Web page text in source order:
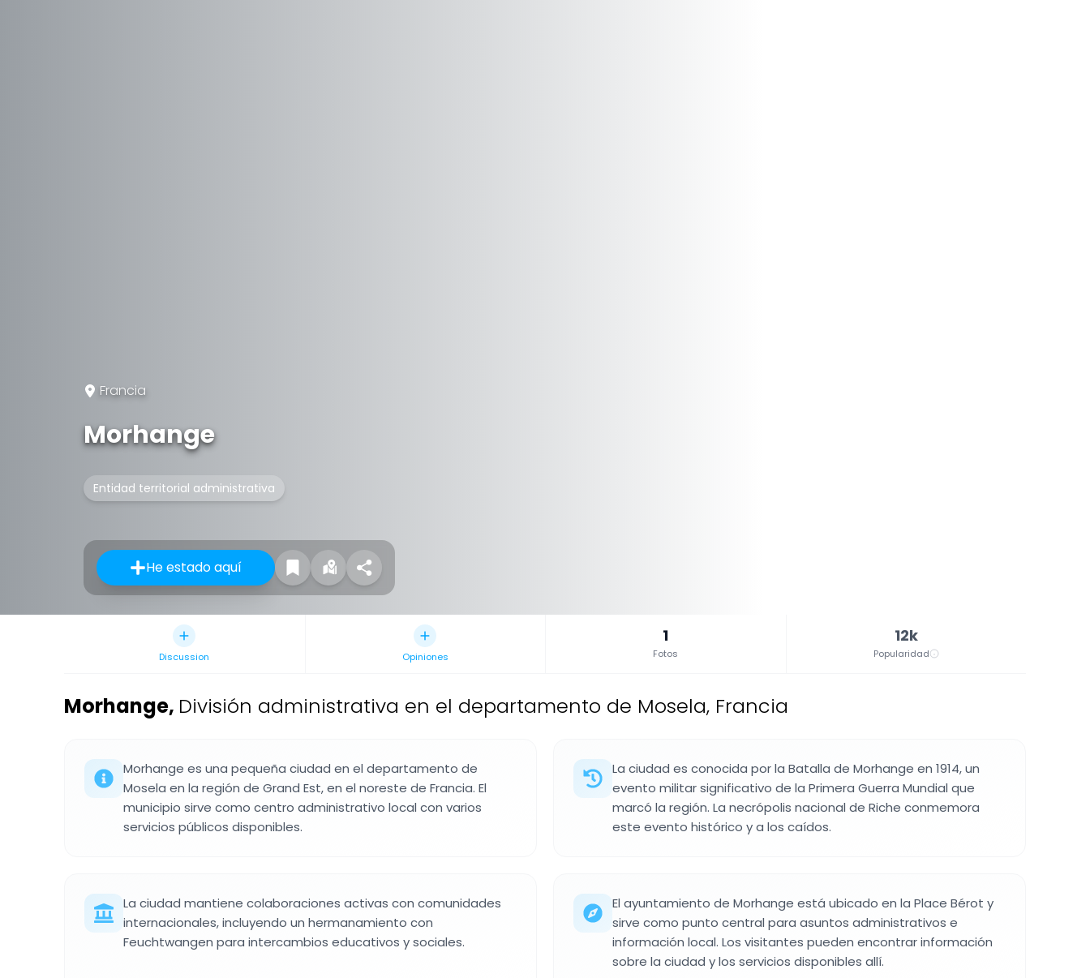
Francia
Morhange
Entidad territorial administrativa
He estado aquí
Discussion Opiniones
1
Fotos
12k
Popularidad
Morhange, División administrativa en el departamento de Mosela, Francia
Morhange es una pequeña ciudad en el departamento de
Mosela en la región de Grand Est, en el noreste de Francia. El
municipio sirve como centro administrativo local con varios
servicios públicos disponibles.
La ciudad es conocida por la Batalla de Morhange en 1914, un
evento militar significativo de la Primera Guerra Mundial que
marcó la región. La necrópolis nacional de Riche conmemora
este evento histórico y a los caídos.
La ciudad mantiene colaboraciones activas con comunidades
internacionales, incluyendo un hermanamiento con
Feuchtwangen para intercambios educativos y sociales.
El ayuntamiento de Morhange está ubicado en la Place Bérot y
sirve como punto central para asuntos administrativos e
información local. Los visitantes pueden encontrar información
sobre la ciudad y los servicios disponibles allí.